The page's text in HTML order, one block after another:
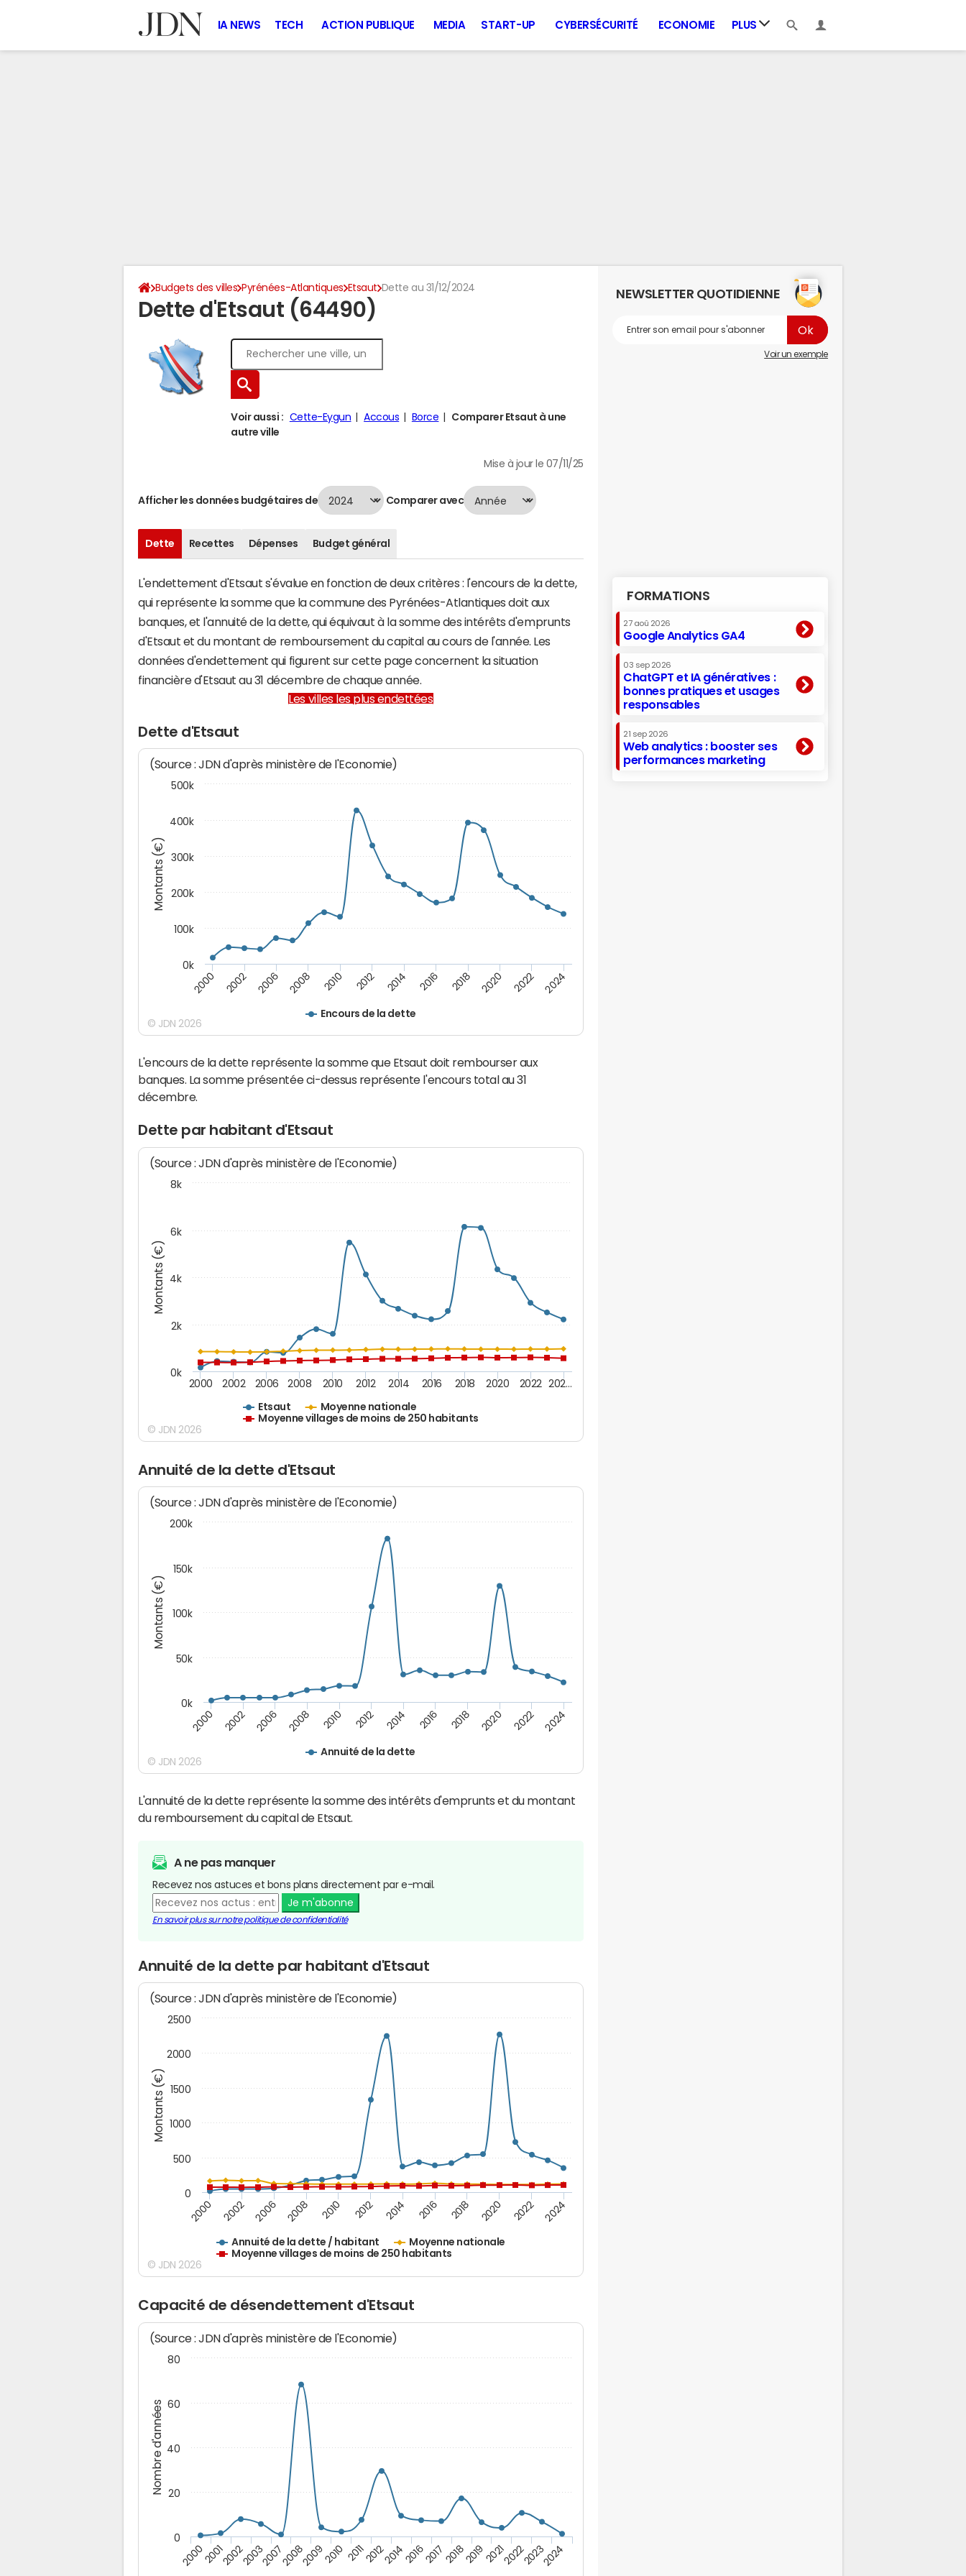
IA NEWS TECH ACTION PUBLIQUE MEDIA START-UP CYBERSÉCURITÉ ECONOMIE PLUS
Budgets des villes Pyrénées-Atlantiques Etsaut Dette au 31/12/2024
Dette d'Etsaut (64490)
Voir aussi : Cette-Eygun Accous Borce
Comparer Etsaut à une
autre ville
Mise à jour le 07/11/25
Afficher les données budgétaires de Comparer avec
Dette Recettes Dépenses Budget général
L'endettement d'Etsaut s'évalue en fonction de deux critères : l'encours de la dette,
qui représente la somme que la commune des Pyrénées-Atlantiques doit aux
banques, et l'annuité de la dette, qui équivaut à la somme des intérêts d'emprunts
d'Etsaut et du montant de remboursement du capital au cours de l'année. Les
données d'endettement qui figurent sur cette page concernent la situation
financière d'Etsaut au 31 décembre de chaque année.
Les villes les plus endettées
Dette d'Etsaut
Montants (€)
(Source : JDN d'après ministère de l'Economie)
Encours de la dette
2000 2002 2006 2008 2010 2012 2014 2016 2018 2020 2022 2024
0k
100k
200k
300k
400k
500k
© JDN 2026
L'encours de la dette représente la somme que Etsaut doit rembourser aux
banques. La somme présentée ci-dessus représente l'encours total au 31
décembre.
Dette par habitant d'Etsaut
Montants (€)
(Source : JDN d'après ministère de l'Economie)
Etsaut
Moyenne nationale
Moyenne villages de moins de 250 habitants
2000 2002 2006 2008 2010 2012 2014 2016 2018 2020 2022 202…
0k
2k
4k
6k
8k
© JDN 2026
Annuité de la dette d'Etsaut
Montants (€)
(Source : JDN d'après ministère de l'Economie)
Annuité de la dette
2000 2002 2006 2008 2010 2012 2014 2016 2018 2020 2022 2024
0k
50k
100k
150k
200k
© JDN 2026
L'annuité de la dette représente la somme des intérêts d'emprunts et du montant
du remboursement du capital de Etsaut.
A ne pas manquer
Recevez nos astuces et bons plans directement par e-mail.
Je m'abonne
En savoir plus sur notre politique de confidentialité
Annuité de la dette par habitant d'Etsaut
Montants (€)
(Source : JDN d'après ministère de l'Economie)
Annuité de la dette / habitant
Moyenne nationale
Moyenne villages de moins de 250 habitants
2000 2002 2006 2008 2010 2012 2014 2016 2018 2020 2022 2024
0
500
1000
1500
2000
2500
© JDN 2026
Capacité de désendettement d'Etsaut
Nombre d'années
(Source : JDN d'après ministère de l'Economie)
20002001200220032007200820092010 20112012201420162017201820192021202220232024
0
20
40
60
80
NEWSLETTER QUOTIDIENNE
Voir un exemple
FORMATIONS
27 aoû 2026
Google Analytics GA4
03 sep 2026
ChatGPT et IA génératives :
bonnes pratiques et usages
responsables
21 sep 2026
Web analytics : booster ses
performances marketing